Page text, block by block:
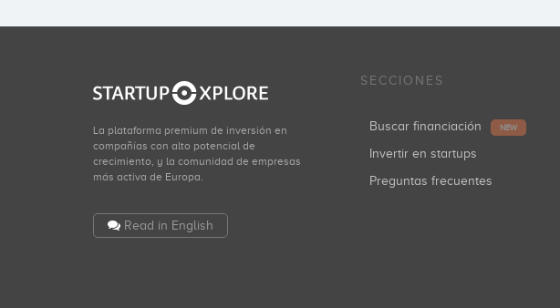
La plataforma premium de inversión en
compañías con alto potencial de
crecimiento, y la comunidad de empresas
más activa de Europa.
Read in English
SECCIONES
Buscar financiación NEW
Invertir en startups
Preguntas frecuentes